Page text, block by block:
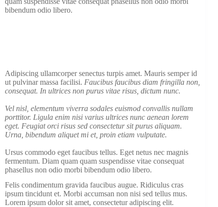
bibendum odio libero.
Adipiscing ullamcorper senectus turpis amet. Mauris semper id
ut pulvinar massa facilisi. Faucibus faucibus diam fringilla non,
consequat. In ultrices non purus vitae risus, dictum nunc.
Vel nisl, elementum viverra sodales euismod convallis nullam
porttitor. Ligula enim nisi varius ultrices nunc aenean lorem
eget. Feugiat orci risus sed consectetur sit purus aliquam.
Urna, bibendum aliquet mi et, proin etiam vulputate.
Ursus commodo eget faucibus tellus. Eget netus nec magnis
fermentum. Diam quam quam suspendisse vitae consequat
phasellus non odio morbi bibendum odio libero.
Felis condimentum gravida faucibus augue. Ridiculus cras
ipsum tincidunt et. Morbi accumsan non nisi sed tellus mus.
Lorem ipsum dolor sit amet, consectetur adipiscing elit.